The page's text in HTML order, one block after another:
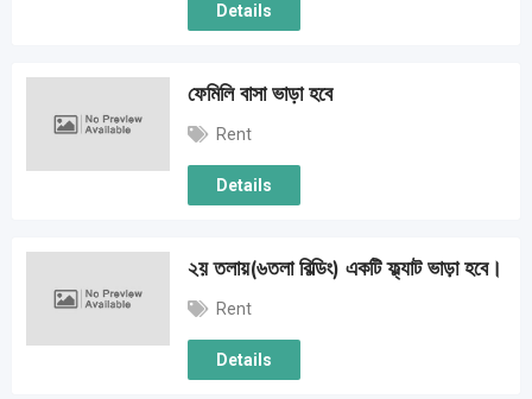
Details
ফেমিলি বাসা ভাড়া হবে
Rent
Details
২য় তলায়(৬তলা বিল্ডিং) একটি ফ্ল্যাট ভাড়া হবে।
Rent
Details